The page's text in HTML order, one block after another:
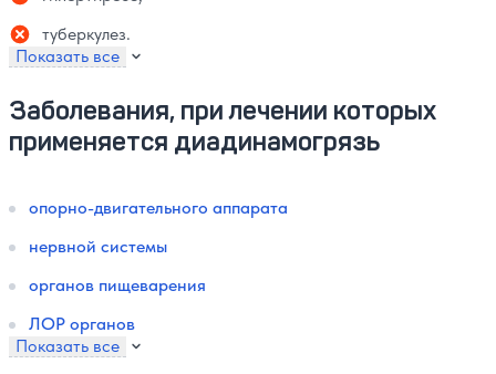
туберкулез.
Показать все
Заболевания, при лечении которых
применяется диадинамогрязь
опорно-двигательного аппарата
нервной системы
органов пищеварения
ЛОР органов
Показать все